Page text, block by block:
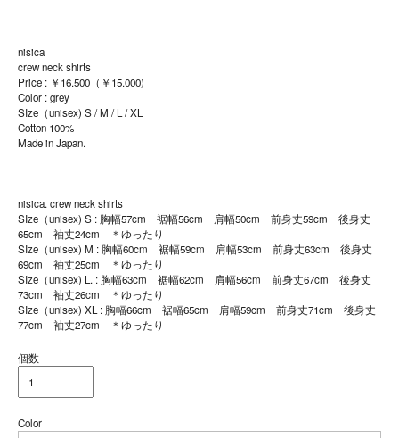
nisica
crew neck shirts
Price : ￥16.500（￥15.000)
Color : grey
SIze（unisex) S / M / L / XL
Cotton 100%
Made in Japan.
nisica. crew neck shirts
SIze（unisex) S : 胸幅57cm 裾幅56cm 肩幅50cm 前身丈59cm 後身丈
65cm 袖丈24cm ＊ゆったり
SIze（unisex) M : 胸幅60cm 裾幅59cm 肩幅53cm 前身丈63cm 後身丈
69cm 袖丈25cm ＊ゆったり
SIze（unisex) L. : 胸幅63cm 裾幅62cm 肩幅56cm 前身丈67cm 後身丈
73cm 袖丈26cm ＊ゆったり
SIze（unisex) XL : 胸幅66cm 裾幅65cm 肩幅59cm 前身丈71cm 後身丈
77cm 袖丈27cm ＊ゆったり
個数
Color